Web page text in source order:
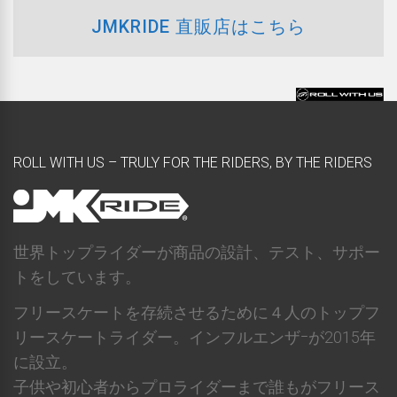
JMKRIDE 直販店はこちら
ROLL WITH US – TRULY FOR THE RIDERS, BY THE RIDERS
世界トップライダーが商品の設計、テスト、サポー
トをしています。
フリースケートを存続させるために４人のトップフ
リースケートライダー。インフルエンザｰが2015年
に設立。
子供や初心者からプロライダーまで誰もがフリース